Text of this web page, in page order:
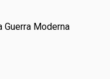
Moderna